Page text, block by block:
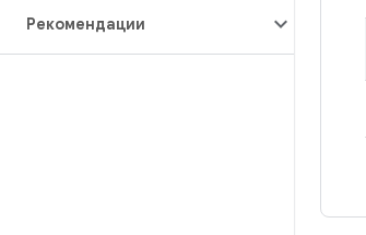
Рекомендации